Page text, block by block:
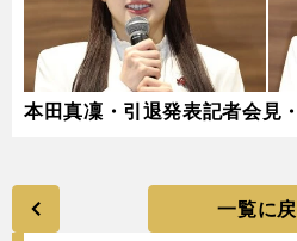
本田真凜・引退発表記者会見
一覧に